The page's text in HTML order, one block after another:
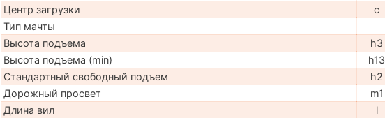
Центр загрузки
c
Тип мачты
Высота подъема
h3
Высота подъема (min)
h13
Стандартный свободный подъем
h2
Дорожный просвет
m1
Длина вил
l